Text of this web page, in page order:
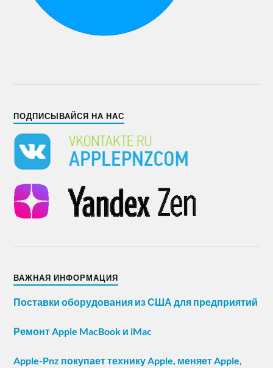
ПОДПИСЫВАЙСЯ НА НАС
ВАЖНАЯ ИНФОРМАЦИЯ
Поставки оборудования из США для предприятий
Ремонт Apple MacBook и iMac
Apple-Pnz покупает технику Apple, меняет Apple,